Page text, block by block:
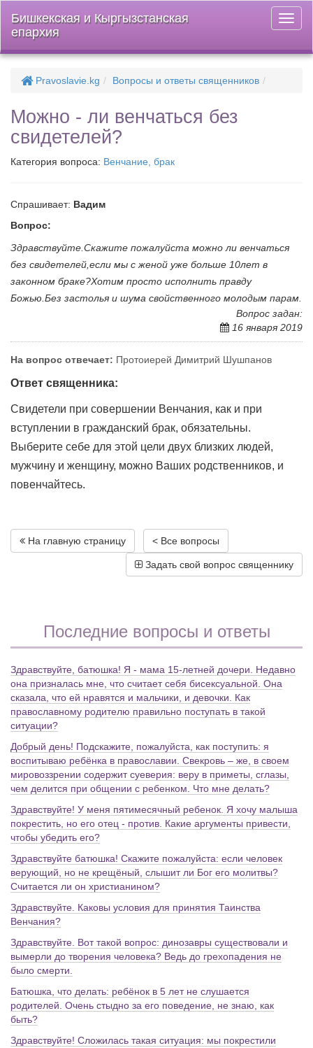
меню
Бишкекская и Кыргызстанская
епархия
Pravoslavie.kg Вопросы и ответы священников
Можно - ли венчаться без
свидетелей?
Категория вопроса: Венчание, брак
Спрашивает: Вадим
Вопрос:
Здравствуйте.Скажите пожалуйста можно ли венчаться
без свидетелей,если мы с женой уже больше 10лет в
законном браке?Хотим просто исполнить правду
Божью.Без застолья и шума свойственного молодым парам.
Вопрос задан:
16 января 2019
На вопрос отвечает: Протоиерей Димитрий Шушпанов
Ответ священника:
Свидетели при совершении Венчания, как и при
вступлении в гражданский брак, обязательны.
Выберите себе для этой цели двух близких людей,
мужчину и женщину, можно Ваших родственников, и
повенчайтесь.
На главную страницу < Все вопросы
Задать свой вопрос священнику
Последние вопросы и ответы
Здравствуйте, батюшка! Я - мама 15-летней дочери. Недавно
она призналась мне, что считает себя бисексуальной. Она
сказала, что ей нравятся и мальчики, и девочки. Как
православному родителю правильно поступать в такой
ситуации?
Добрый день! Подскажите, пожалуйста, как поступить: я
воспитываю ребёнка в православии. Свекровь – же, в своем
мировоззрении содержит суеверия: веру в приметы, сглазы,
чем делится при общении с ребенком. Что мне делать?
Здравствуйте! У меня пятимесячный ребенок. Я хочу малыша
покрестить, но его отец - против. Какие аргументы привести,
чтобы убедить его?
Здравствуйте батюшка! Скажите пожалуйста: если человек
верующий, но не крещёный, слышит ли Бог его молитвы?
Считается ли он христианином?
Здравствуйте. Каковы условия для принятия Таинства
Венчания?
Здравствуйте. Вот такой вопрос: динозавры существовали и
вымерли до творения человека? Ведь до грехопадения не
было смерти.
Батюшка, что делать: ребёнок в 5 лет не слушается
родителей. Очень стыдно за его поведение, не знаю, как
быть?
Здравствуйте! Сложилась такая ситуация: мы покрестили